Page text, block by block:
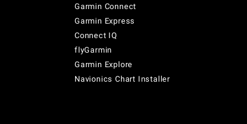
Garmin Connect
Garmin Express
Connect IQ
flyGarmin
Garmin Explore
Navionics Chart Installer